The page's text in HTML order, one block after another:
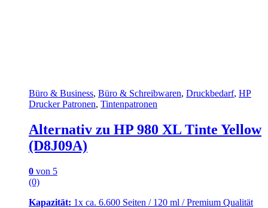
Büro & Business, Büro & Schreibwaren, Druckbedarf, HP
Drucker Patronen, Tintenpatronen
Alternativ zu HP 980 XL Tinte Yellow
(D8J09A)
0 von 5
(0)
Kapazität: 1x ca. 6.600 Seiten / 120 ml / Premium Qualität